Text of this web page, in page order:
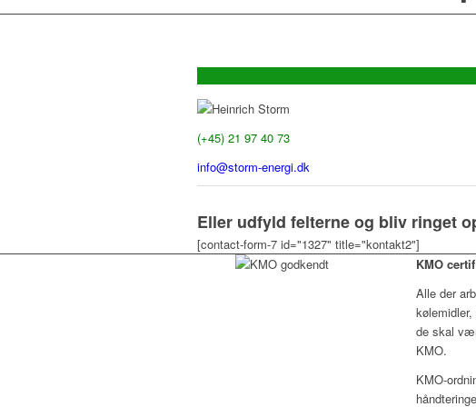
Heinrich Storm
(+45) 21 97 40 73
info@storm-energi.dk
Eller udfyld felterne og bliv ringet
[contact-form-7 id="1327" title="kontakt2"]
KMO
Alle der
de skal
KMO.
KMO-